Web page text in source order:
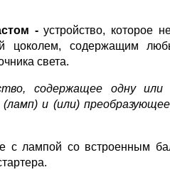
-устройство, которое
цоколем, содержащим
света.
содержащее одну или
и (или)
с лампой со встроенным